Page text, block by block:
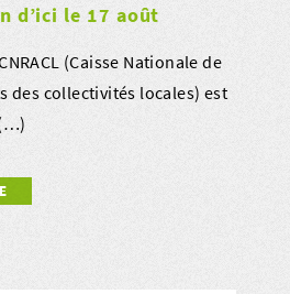
d’ici le 17 août
(Caisse Nationale de
collectivités locales) est